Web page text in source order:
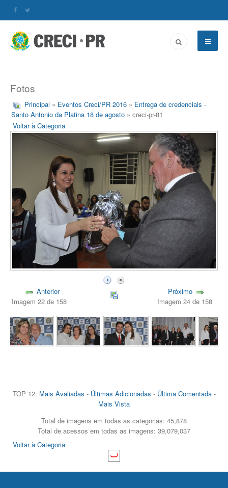
Fotos
Principal » Eventos Creci/PR 2016 » Entrega de credenciais -
Santo Antonio da Platina 18 de agosto » creci-pr-81
Voltar à Categoria
Anterior
Imagem 22 de 158
Próximo
Imagem 24 de 158
TOP 12: Mais Avaliadas - Últimas Adicionadas - Última Comentada-
Mais Vista
Total de imagens em todas as categorias: 45,878
Total de acessos em todas as imagens: 39,079,037
Voltar à Categoria